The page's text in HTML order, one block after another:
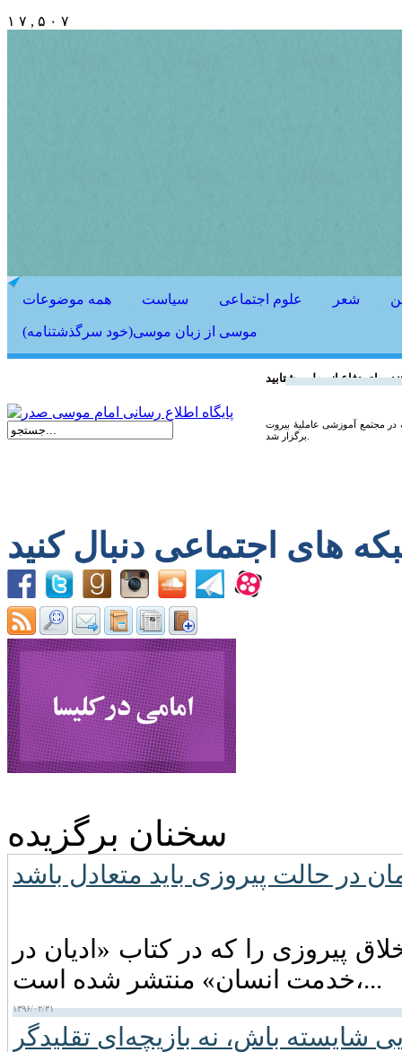
۱ ۷ , ۵ ۰ ۷
همه موضوعات سیاست علوم اجتماعی شعر
موسی از زبان موسی(خود سرگذشتنامه)
برای دفاع از وطن بشتابید
مجتمع آموزشی عاملیۀ بیروت
سخنان برگزیده
در حالت پیروزى باید متعادل باشد
پیروزی را که در کتاب «ادیان در
خدمت انسان» منتشر شده است،...
۱۳۹۶/۰۲/۳۱
شایسته باش، نه بازیچه‌ای تقلیدگر